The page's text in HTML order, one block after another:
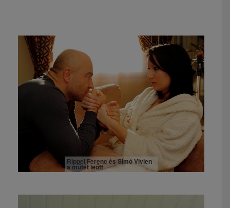
Rippel Ferenc és Simó Vivien
a műtét leőtt